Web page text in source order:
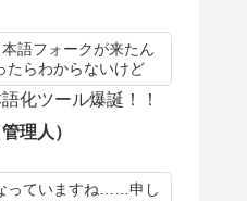
語フォークが来たん
らわからないけど
化ツール爆誕！！
理人）
っていますね……申し